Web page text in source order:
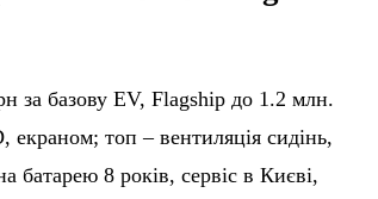
за базову EV, Flagship до 1.2 млн.
екраном; топ – вентиляція сидінь,
батарею 8 років, сервіс в Києві,